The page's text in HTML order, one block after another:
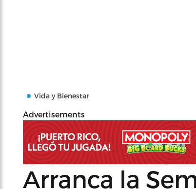
Vida y Bienestar
Advertisements
Arranca la